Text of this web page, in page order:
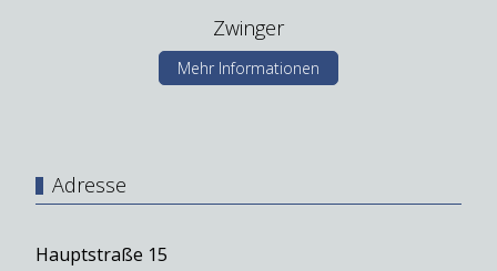
Zwinger
Mehr Informationen
Adresse
Hauptstraße 15